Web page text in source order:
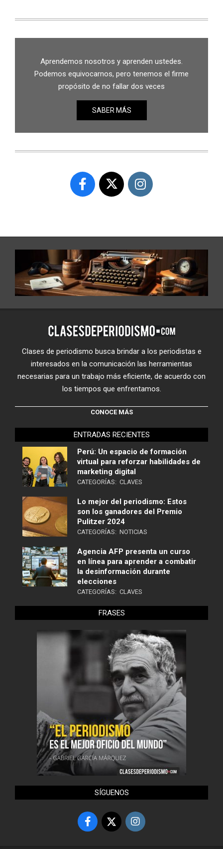
Aprendemos nosotros y aprenden ustedes.
Podemos equivocarnos, pero tenemos el firme
propósito de no fallar dos veces
SABER MÁS
Clases de periodismo busca brindar a los periodistas e
interesados en la comunicación las herramientas
necesarias para un trabajo más eficiente, de acuerdo con
los tiempos que enfrentamos.
CONOCE MÁS
ENTRADAS RECIENTES
Perú: Un espacio de formación
virtual para reforzar habilidades de
marketing digital
CATEGORÍAS: CLAVES
Lo mejor del periodismo: Estos
son los ganadores del Premio
Pulitzer 2024
CATEGORÍAS: NOTICIAS
Agencia AFP presenta un curso
en línea para aprender a combatir
la desinformación durante
elecciones
CATEGORÍAS: CLAVES
FRASES
SÍGUENOS